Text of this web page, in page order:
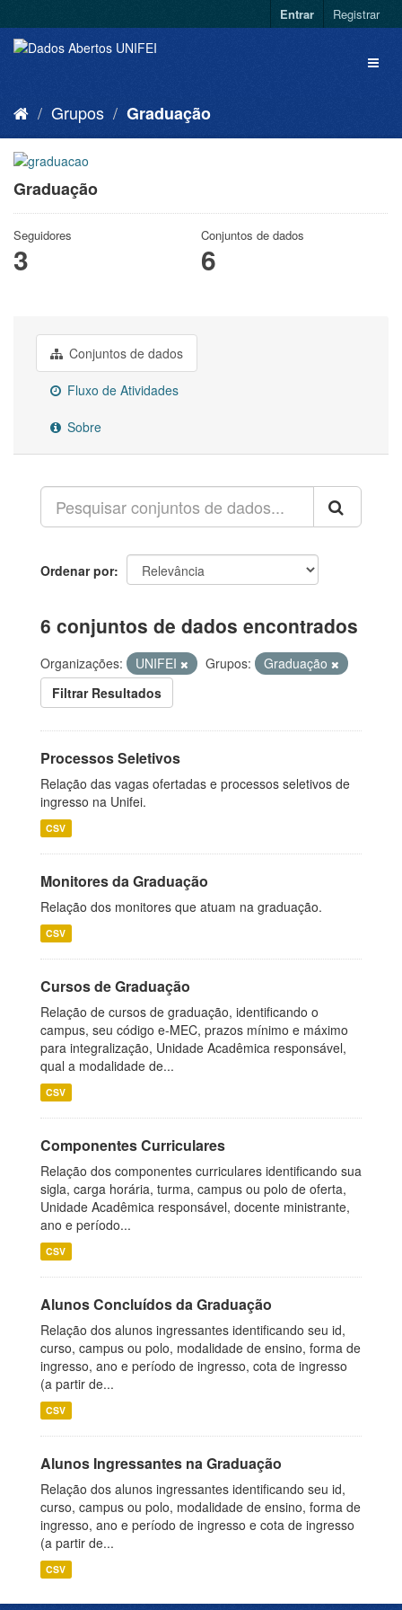
Entrar Registrar
Grupos Graduação
Graduação
Seguidores
3
Conjuntos de dados
6
Conjuntos de dados
Fluxo de Atividades
Sobre
Ordenar por
6 conjuntos de dados encontrados
Organizações: UNIFEI Grupos:
Graduação
Filtrar Resultados
Processos Seletivos
Relação das vagas ofertadas e processos seletivos de
ingresso na Unifei.
CSV
Monitores da Graduação
Relação dos monitores que atuam na graduação.
CSV
Cursos de Graduação
Relação de cursos de graduação, identificando o
campus, seu código e-MEC, prazos mínimo e máximo
para integralização, Unidade Acadêmica responsável,
qual a modalidade de...
CSV
Componentes Curriculares
Relação dos componentes curriculares identificando sua
sigla, carga horária, turma, campus ou polo de oferta,
Unidade Acadêmica responsável, docente ministrante,
ano e período...
CSV
Alunos Concluídos da Graduação
Relação dos alunos ingressantes identificando seu id,
curso, campus ou polo, modalidade de ensino, forma de
ingresso, ano e período de ingresso, cota de ingresso
(a partir de...
CSV
Alunos Ingressantes na Graduação
Relação dos alunos ingressantes identificando seu id,
curso, campus ou polo, modalidade de ensino, forma de
ingresso, ano e período de ingresso e cota de ingresso
(a partir de...
CSV